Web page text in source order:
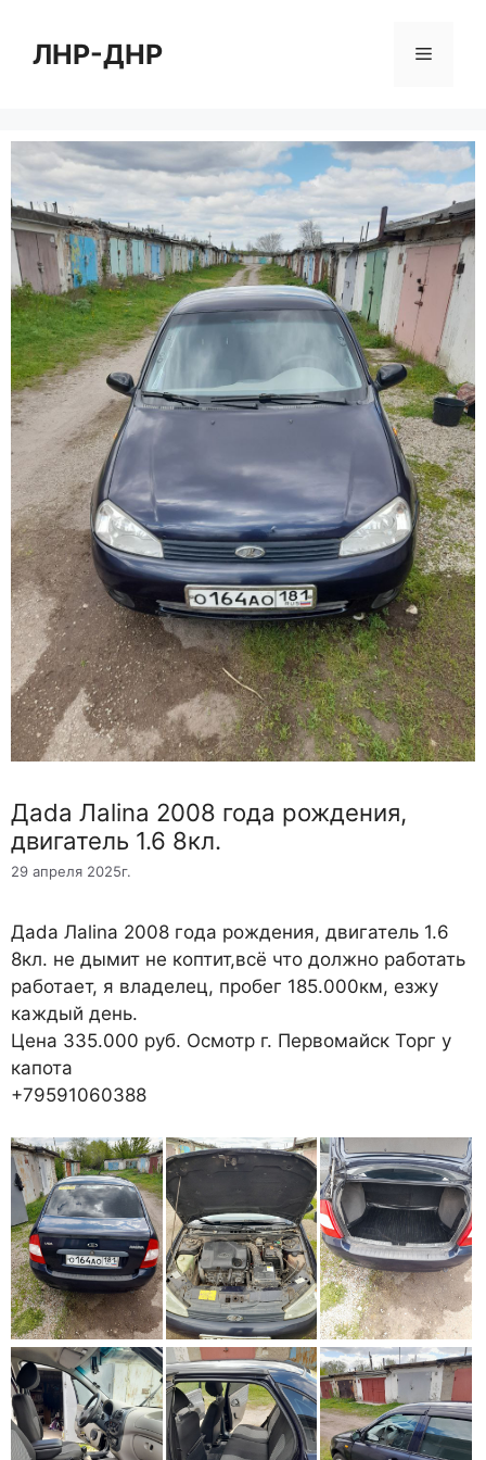
содержимому
ЛНР-ДНР Меню
Дada Лalina 2008 года рождения,
двигатель 1.6 8кл.
29 апреля 2025г.
Дada Лalina 2008 года рождения, двигатель 1.6
8кл. не дымит не коптит,всё что должно работать
работает, я владелец, пробег 185.000км, езжу
каждый день.
Цена 335.000 руб. Осмотр г. Первомайск Торг у
капота
+79591060388